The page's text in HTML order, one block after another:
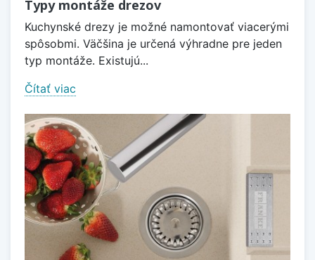
Typy montáže drezov
Kuchynské drezy je možné namontovať viacerými
spôsobmi. Väčšina je určená výhradne pre jeden
typ montáže. Existujú...
Čítať viac